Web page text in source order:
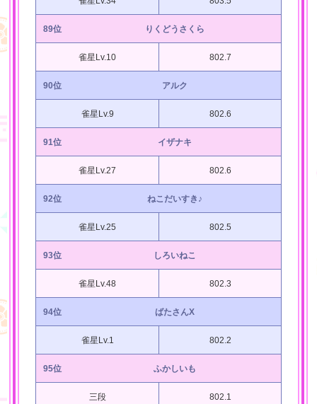
89位 りくどうさくら
雀星Lv.10 802.7
90位 アルク
雀星Lv.9 802.6
91位 イザナキ
雀星Lv.27 802.6
92位 ねこだいすき♪
雀星Lv.25 802.5
93位 しろいねこ
雀星Lv.48 802.3
94位 ばたさんX
雀星Lv.1 802.2
95位 ふかしいも
三段 802.1